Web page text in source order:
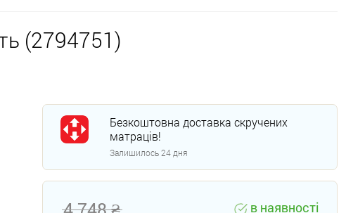
(2794751)
Безкоштовна доставка скручених
матраців!
Залишилось 24 дня
в наявності